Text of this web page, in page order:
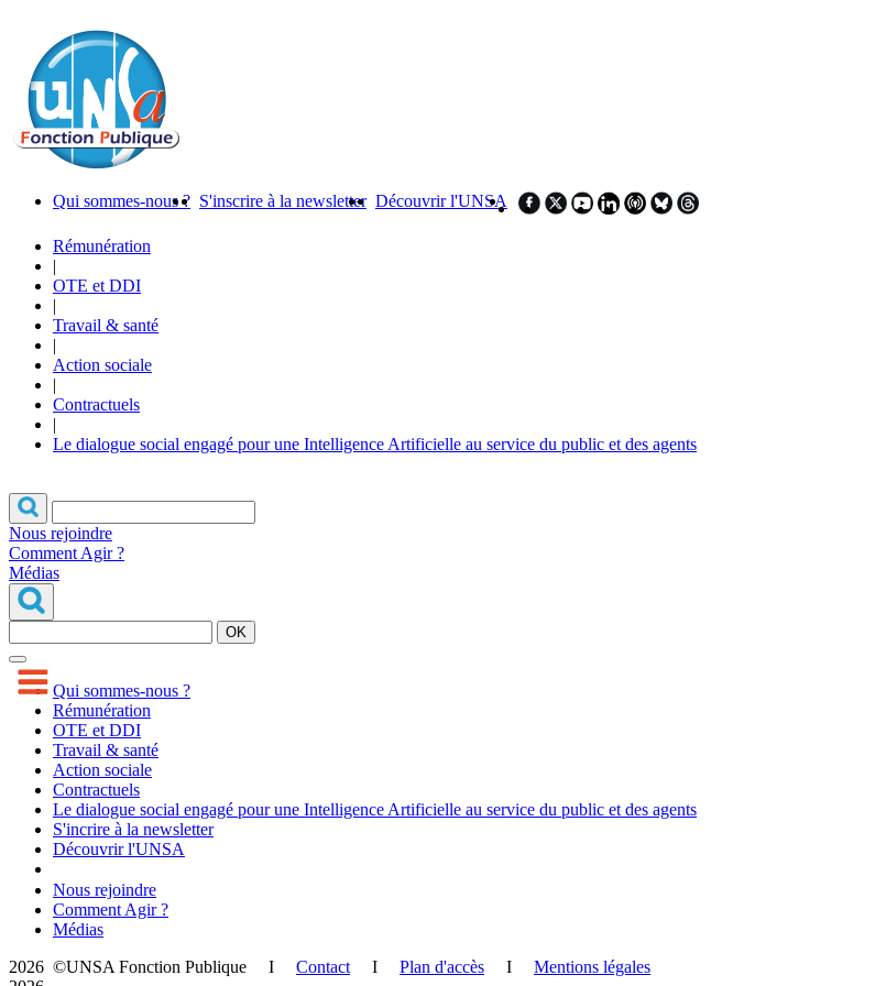
Qui sommes-nous ? S'inscrire à la newsletter Découvrir l'UNSA
Rémunération
|
OTE et DDI
|
Travail & santé
|
Action sociale
|
Contractuels
|
Le dialogue social engagé pour une Intelligence Artificielle au service du public et des agents
Nous rejoindre
Comment Agir ?
Médias
OK
Qui sommes-nous ?
Rémunération
OTE et DDI
Travail & santé
Action sociale
Contractuels
Le dialogue social engagé pour une Intelligence Artificielle au service du public et des agents
S'incrire à la newsletter
Découvrir l'UNSA
Nous rejoindre
Comment Agir ?
Médias
2026 ©UNSA Fonction Publique I Contact I Plan d'accès I Mentions légales